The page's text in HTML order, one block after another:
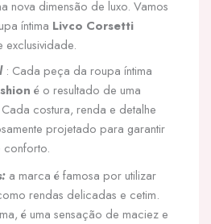
nova dimensão de luxo. Vamos
íntima Livco Corsetti
exclusividade.
: Cada peça da roupa íntima
é o resultado de uma
costura, renda e detalhe
projetado para garantir
conforto.
a marca é famosa por utilizar
rendas delicadas e cetim.
é uma sensação de maciez e